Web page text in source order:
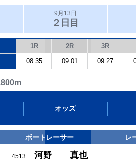
9月13日
２日目
1R 2R 3R
08:35 09:01 09:27
オッズ
ボートレーサー レ
4513 河野 真也